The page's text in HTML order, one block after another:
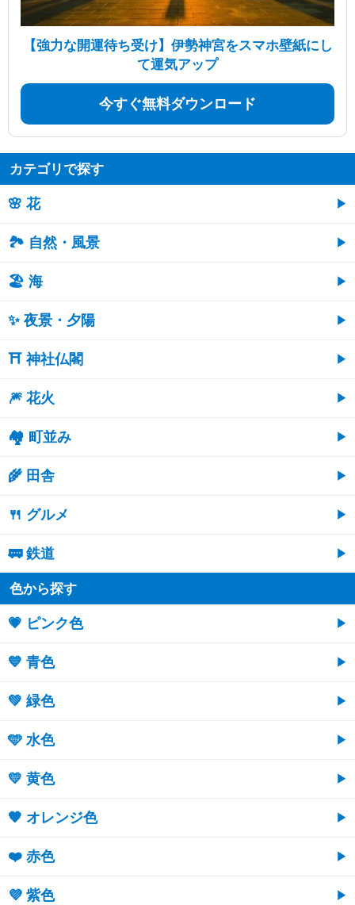
【強力な開運待ち受け】伊勢神宮をスマホ壁紙にし
て運気アップ
今すぐ無料ダウンロード
カテゴリで探す
🌸 花
🏞️ 自然・風景
🏖 海
✨ 夜景・夕陽
⛩ 神社仏閣
🎆 花火
🏘 町並み
🌾 田舎
🍴 グルメ
🚃 鉄道
色から探す
💗 ピンク色
💙 青色
💚 緑色
🩵 水色
💛 黄色
🧡 オレンジ色
❤️ 赤色
💜 紫色